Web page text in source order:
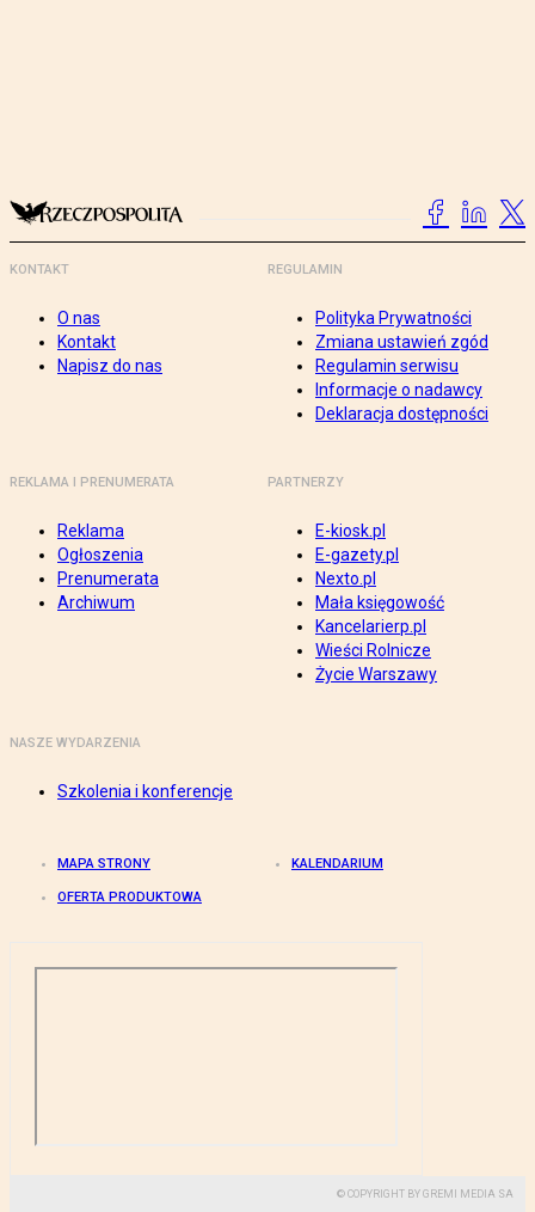
KONTAKT
O nas
Kontakt
Napisz do nas
REGULAMIN
Polityka Prywatności
Zmiana ustawień zgód
Regulamin serwisu
Informacje o nadawcy
Deklaracja dostępności
REKLAMA I PRENUMERATA
Reklama
Ogłoszenia
Prenumerata
Archiwum
PARTNERZY
E-kiosk.pl
E-gazety.pl
Nexto.pl
Mała księgowość
Kancelarierp.pl
Wieści Rolnicze
Życie Warszawy
NASZE WYDARZENIA
Szkolenia i konferencje
MAPA STRONY KALENDARIUM
OFERTA PRODUKTOWA
© COPYRIGHT BY GREMI MEDIA SA